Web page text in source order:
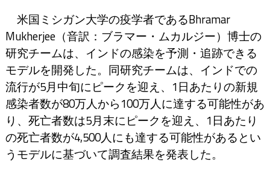
米国ミシガン大学の疫学者であるBhramar
Mukherjee（音訳：ブラマー・ムカルジー）博士の
研究チームは、インドの感染を予測・追跡できる
モデルを開発した。同研究チームは、インドでの
流行が5月中旬にピークを迎え、1日あたりの新規
感染者数が80万人から100万人に達する可能性があ
り、死亡者数は5月末にピークを迎え、1日あたり
の死亡者数が4,500人にも達する可能性があるとい
うモデルに基づいて調査結果を発表した。